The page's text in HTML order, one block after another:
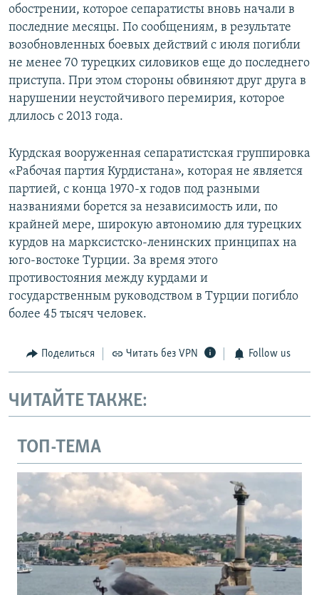
обострении, которое сепаратисты вновь начали в
последние месяцы. По сообщениям, в результате
возобновленных боевых действий с июля погибли
не менее 70 турецких силовиков еще до последнего
приступа. При этом стороны обвиняют друг друга в
нарушении неустойчивого перемирия, которое
длилось с 2013 года.
Курдская вооруженная сепаратистская группировка
«Рабочая партия Курдистана», которая не является
партией, с конца 1970-х годов под разными
названиями борется за независимость или, по
крайней мере, широкую автономию для турецких
курдов на марксистско-ленинских принципах на
юго-востоке Турции. За время этого
противостояния между курдами и
государственным руководством в Турции погибло
более 45 тысяч человек.
Поделиться Читать без VPN Follow us
ЧИТАЙТЕ ТАКЖЕ:
ТОП-ТЕМА